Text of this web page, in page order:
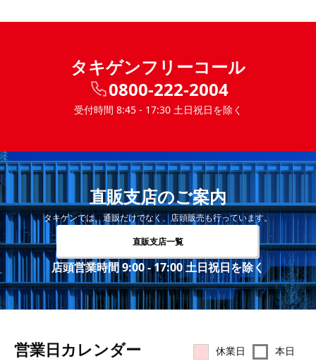
タキゲンフリーコール
0800-222-2004
受付時間 8:45 - 17:30 土日祝日を除く
直販支店のご案内
タキゲンでは、通販だけでなく、店頭販売も行っています。
直販支店一覧
店頭営業時間 9:00 - 17:00 土日祝日を除く
営業⽇カレンダー 休業日 本日